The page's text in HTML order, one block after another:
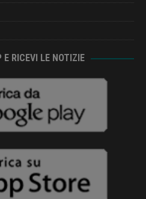
E RICEVI LE NOTIZIE